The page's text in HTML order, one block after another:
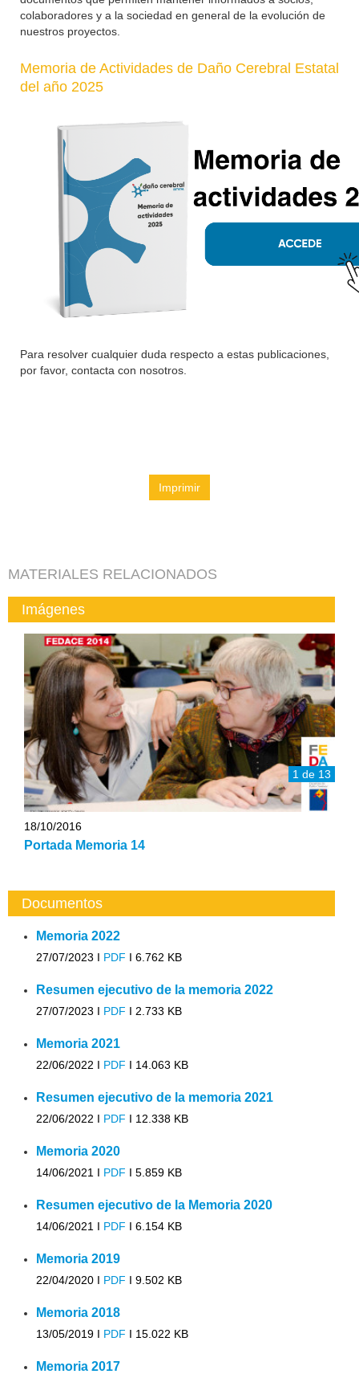
colaboradores y a la sociedad en general de la evolución de
nuestros proyectos.
Memoria de Actividades de Daño Cerebral Estatal
del año 2025
Para resolver cualquier duda respecto a estas publicaciones,
por favor, contacta con nosotros.
Imprimir
MATERIALES RELACIONADOS
Imágenes
1 de 13
18/10/2016
Portada Memoria 14
Documentos
Memoria 2022
27/07/2023 I PDF I 6.762 KB
Resumen ejecutivo de la memoria 2022
27/07/2023 I PDF I 2.733 KB
Memoria 2021
22/06/2022 I PDF I 14.063 KB
Resumen ejecutivo de la memoria 2021
22/06/2022 I PDF I 12.338 KB
Memoria 2020
14/06/2021 I PDF I 5.859 KB
Resumen ejecutivo de la Memoria 2020
14/06/2021 I PDF I 6.154 KB
Memoria 2019
22/04/2020 I PDF I 9.502 KB
Memoria 2018
13/05/2019 I PDF I 15.022 KB
Memoria 2017